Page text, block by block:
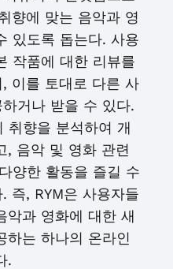
향에 맞는 음악과 영
있도록 돕는다. 사용
작품에 대한 리뷰를
이를 토대로 다른 사
거나 받을 수 있다.
취향을 분석하여 개
, 음악 및 영화 관련
양한 활동을 즐길 수
즉, RYM은 사용자들
악과 영화에 대한 새
하는 하나의 온라인
.